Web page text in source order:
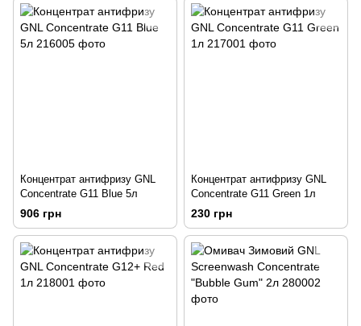
Концентрат антифризу GNL
Concentrate G11 Blue 5л
906 грн
Концентрат антифризу GNL
Concentrate G11 Green 1л
230 грн